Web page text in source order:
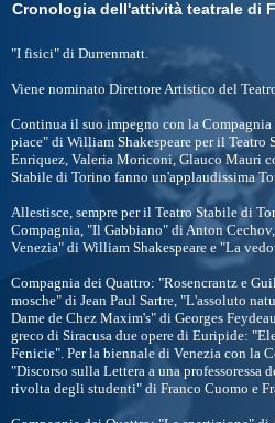
Cronologia dell'attività teatrale di
"I fisici" di Durrenmatt.
Viene nominato Direttore Artistico del
Continua il suo impegno con la
piace" di William Shakespeare per il Teatro
Enriquez, Valeria Moriconi, Glauco Mauri
Stabile di Torino fanno un'applaudissima
Allestisce, sempre per il Teatro Stabile di
Compagnia, "Il Gabbiano" di Anton
Venezia" di William Shakespeare e "La
Compagnia dei Quattro: "Rosencrantz e
mosche" di Jean Paul Sartre, "L'assoluto
Dame de Chez Maxim's" di Georges
greco di Siracusa due opere di Euripide:
Fenicie". Per la biennale di Venezia con la
"Discorso sulla Lettera a una professoressa
rivolta degli studenti" di Franco Cuomo e